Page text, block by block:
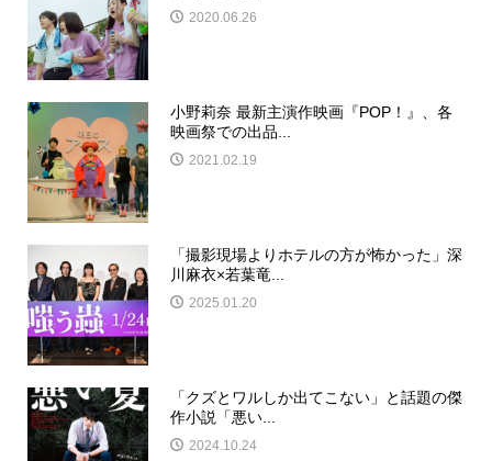
2020.06.26
小野莉奈 最新主演作映画『POP！』、各
映画祭での出品...
2021.02.19
「撮影現場よりホテルの方が怖かった」深
川麻衣×若葉竜...
2025.01.20
「クズとワルしか出てこない」と話題の傑
作小説「悪い...
2024.10.24